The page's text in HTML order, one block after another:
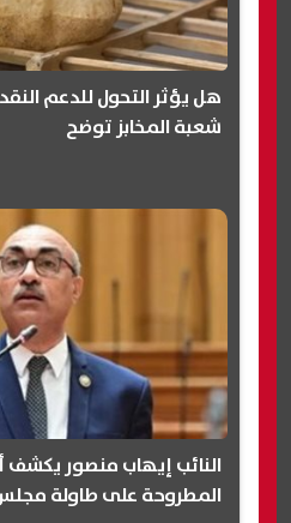
هل يؤثر التحول للدعم
شعبة المخابز توضح
النائب إيهاب منصور يكشف
المطروحة على طاولة مجلس